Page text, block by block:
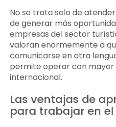
No se trata solo de
de generar más
empresas del sector
valoran enormemente a
comunicarse en otra
permite operar con
internacional.
Las ventajas de
para trabajar en